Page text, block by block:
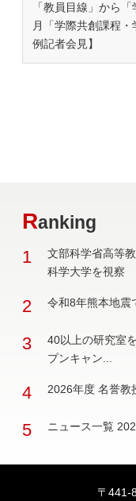
「教員目線」から
月「学際共創課程
例記者会見】
Ranking
1
文部科学省高等
科学大学を視察
2 令和8年熊本地震
3
40以上の研究室
プンキャン...
4 2026年度 名誉教
5 ニュース一覧
〒441-